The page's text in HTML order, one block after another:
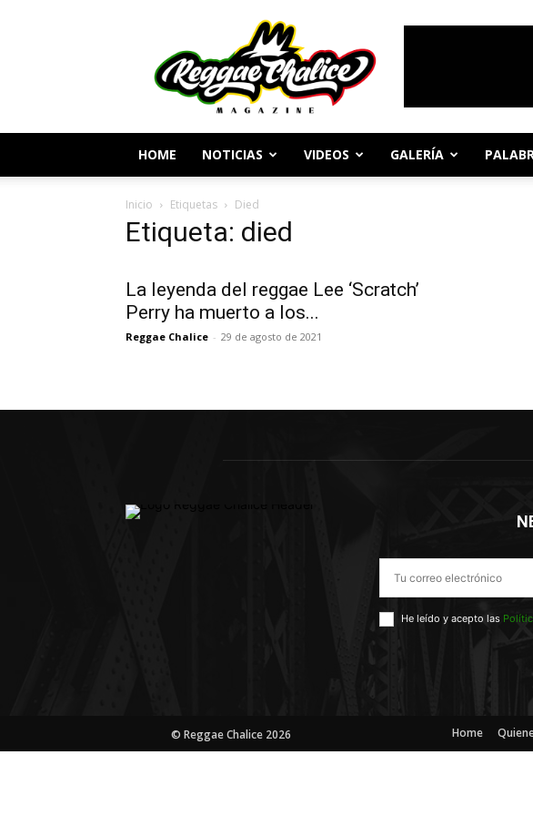
Periodismo
y
Cultura
Reggae
HOME NOTICIAS VIDEOS GALERÍA
Inicio Etiquetas Died
Etiqueta: died
La leyenda del reggae Lee ‘Scratch’
Perry ha muerto a los...
Reggae Chalice - 29 de agosto de 2021
He leído y acepto las
© Reggae Chalice 2026 Home